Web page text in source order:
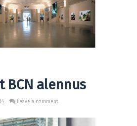
BCN alennus
Leave a comment